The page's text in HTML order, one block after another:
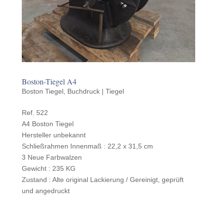
Boston-Tiegel A4
Boston Tiegel, Buchdruck | Tiegel
Ref. 522
A4 Boston Tiegel
Hersteller unbekannt
Schließrah­men Innen­maß : 22,2 x 31,5 cm
3 Neue Farbwalzen
Gewicht : 235 KG
Zustand : Alte orig­i­nal Lack­ierung / Gere­inigt, geprüft
und angedruckt